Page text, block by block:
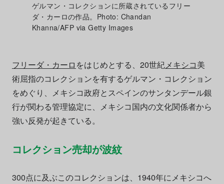
ゲルマン・コレクションに所蔵されているフリー
ダ・カーロの作品。Photo: Chandan
Khanna/AFP via Getty Images
フリーダ・カーロ をはじめとする、20世紀メキシコ美
術屈指のコレクションを有するゲルマン・コレクション
をめぐり、メキシコ政府とスペインのサンタンデール銀
行が関わる管理協定に、メキシコ国内の文化関係者から
強い反発が起きている。
コレクション売却が波紋
300点に及ぶこのコレクションは、1940年にメキシコへ